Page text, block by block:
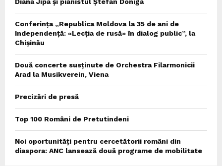
Conferința „Republica Moldova la 35 de ani de
Independență: «Lecția de rusă» în dialog public”, la
Chișinău
Două concerte susținute de Orchestra Filarmonicii
Arad la Musikverein, Viena
Precizări de presă
Top 100 Români de Pretutindeni
Noi oportunități pentru cercetătorii români din
diaspora: ANC lansează două programe de mobilitate